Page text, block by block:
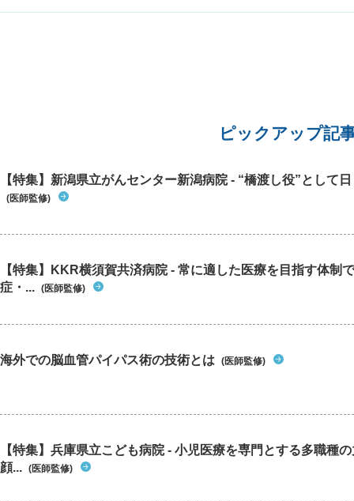
ピックアップ記
【特集】新潟県立がんセンター新潟病院 - “橋渡し役”として
(医師監修)
【特集】KKR横須賀共済病院 - 常に適した医療を目指す体制
症・... (医師監修)
海外での脳血管パイパス術の技術とは (医師監修)
【特集】兵庫県立こども病院 - 小児医療を専門とする多職種
顔... (医師監修)